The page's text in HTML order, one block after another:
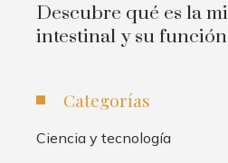
Descubre qué es la
intestinal y su función
Categorías
Ciencia y tecnología